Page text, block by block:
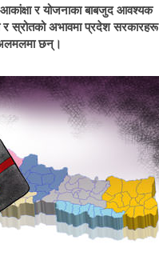
र योजनाका बाबजुद आवश्यक
र स्रोतको अभावमा प्रदेश सरकारहरू
छन्।